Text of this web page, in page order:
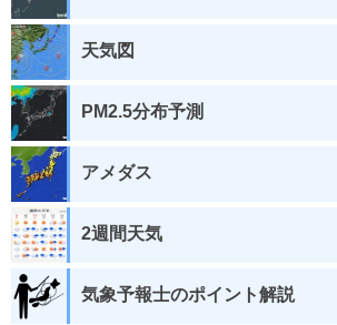
天気図
PM2.5分布予測
アメダス
2週間天気
気象予報士のポイント解説